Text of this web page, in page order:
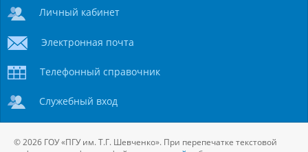
Личный кабинет
Электронная почта
Телефонный справочник
Служебный вход
© 2026 ГОУ «ПГУ им. Т.Г. Шевченко». При перепечатке текстовой